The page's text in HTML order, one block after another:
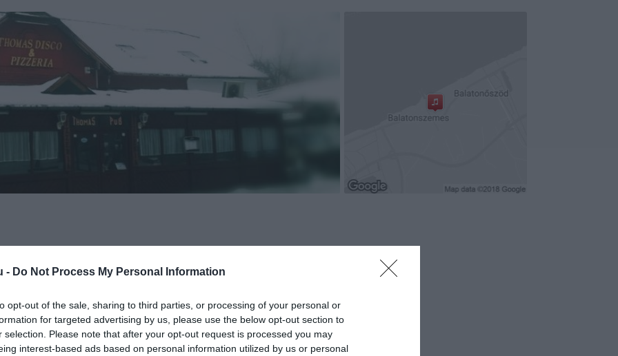
- Do Not Process My Personal Information
opt-out of the sale, sharing to third parties, or processing of your personal or
for targeted advertising by us, please use the below opt-out section to
selection. Please note that after your opt-out request is processed you may
interest-based ads based on personal information utilized by us or personal